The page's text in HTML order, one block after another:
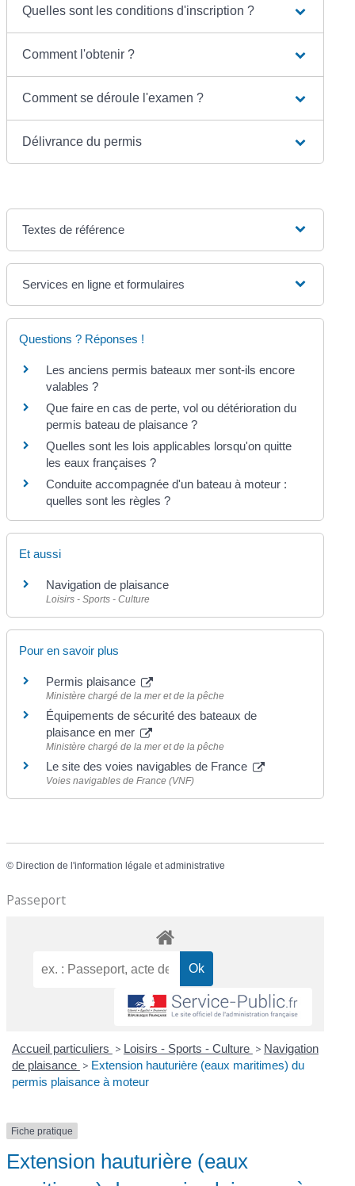
Quelles sont les conditions d'inscription ?
Comment l'obtenir ?
Comment se déroule l'examen ?
Délivrance du permis
Textes de référence
Services en ligne et formulaires
Questions ? Réponses !
Les anciens permis bateaux mer sont-ils encore
valables ?
Que faire en cas de perte, vol ou détérioration du
permis bateau de plaisance ?
Quelles sont les lois applicables lorsqu'on quitte
les eaux françaises ?
Conduite accompagnée d'un bateau à moteur :
quelles sont les règles ?
Et aussi
Navigation de plaisance
Loisirs - Sports - Culture
Pour en savoir plus
Permis plaisance
Ministère chargé de la mer et de la pêche
Équipements de sécurité des bateaux de
plaisance en mer
Ministère chargé de la mer et de la pêche
Le site des voies navigables de France
Voies navigables de France (VNF)
© Direction de l'information légale et administrative
Passeport
Accueil particuliers > Loisirs - Sports - Culture > Navigation
de plaisance > Extension hauturière (eaux maritimes) du
permis plaisance à moteur
Fiche pratique
Extension hauturière (eaux